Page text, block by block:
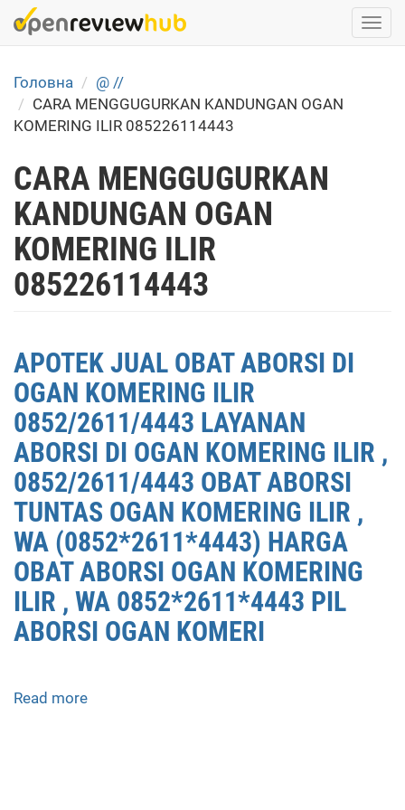
Skip
to
content
Головна
@ //
CARA MENGGUGURKAN KANDUNGAN OGAN
KOMERING ILIR 085226114443
CARA MENGGUGURKAN
KANDUNGAN OGAN
KOMERING ILIR
085226114443
APOTEK JUAL OBAT ABORSI DI
OGAN KOMERING ILIR
0852/2611/4443 LAYANAN
ABORSI DI OGAN KOMERING ILIR ,
0852/2611/4443 OBAT ABORSI
TUNTAS OGAN KOMERING ILIR ,
WA (0852*2611*4443) HARGA
OBAT ABORSI OGAN KOMERING
ILIR , WA 0852*2611*4443 PIL
ABORSI OGAN KOMERI
Read more